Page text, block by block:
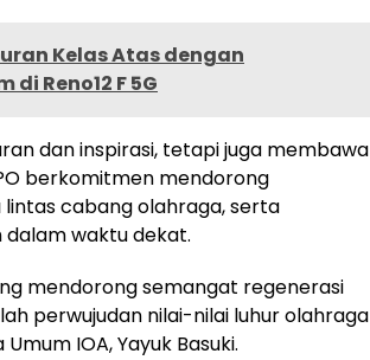
Kelas Atas dengan
Reno12 F 5G
dan inspirasi, tetapi juga membawa
berkomitmen mendorong
cabang olahraga, serta
dalam waktu dekat.
mendorong semangat regenerasi
perwujudan nilai-nilai luhur olahraga
IOA, Yayuk Basuki.